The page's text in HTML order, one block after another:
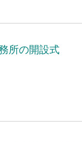
所の開設式